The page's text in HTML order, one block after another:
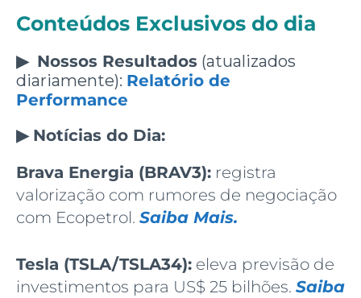
Conteúdos Exclusivos do dia
▶ Nossos Resultados (atualizados
diariamente): Relatório de
Performance
▶ Notícias do Dia:
Brava Energia (BRAV3): registra
valorização com rumores de negociação
com Ecopetrol. Saiba Mais.
Tesla (TSLA/TSLA34): eleva previsão de
investimentos para US$ 25 bilhões. Saiba